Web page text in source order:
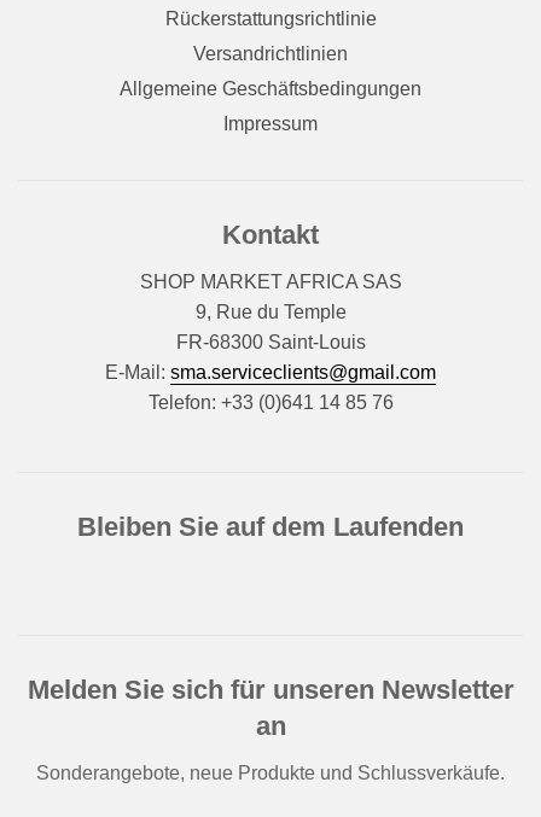
Rückerstattungsrichtlinie
Versandrichtlinien
Allgemeine Geschäftsbedingungen
Impressum
Kontakt
SHOP MARKET AFRICA SAS
9, Rue du Temple
FR-68300 Saint-Louis
E-Mail: sma.serviceclients@gmail.com
Telefon: +33 (0)641 14 85 76
Bleiben Sie auf dem Laufenden
Melden Sie sich für unseren Newsletter
an
Sonderangebote, neue Produkte und Schlussverkäufe.